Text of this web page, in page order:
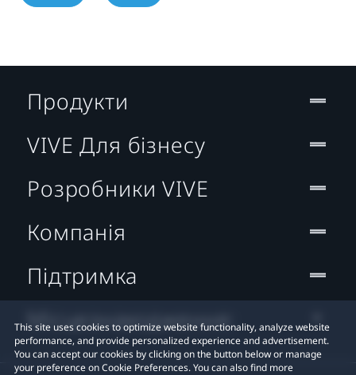
This site uses cookies to optimize website functionality, analyze website
performance, and provide personalized experience and advertisement.
You can accept our cookies by clicking on the button below or manage
your preference on Cookie Preferences. You can also find more
Продукти
VIVE Для бізнесу
Розробники VIVE
Компанія
Підтримка
Місцезнаходження: